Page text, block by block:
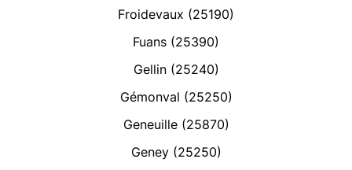
Froidevaux (25190)
Fuans (25390)
Gellin (25240)
Gémonval (25250)
Geneuille (25870)
Geney (25250)